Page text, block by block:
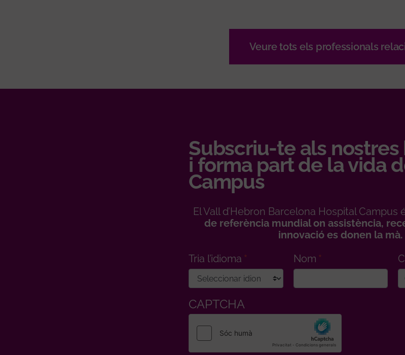
Veure tots els professionals
Subscriu-te als
i forma part de la vida
Campus
El Vall d’Hebron Barcelona Hospital Campus
de referència mundial on assistència,
innovació es donen la mà.
Tria l’idioma
Nom
CAPTCHA